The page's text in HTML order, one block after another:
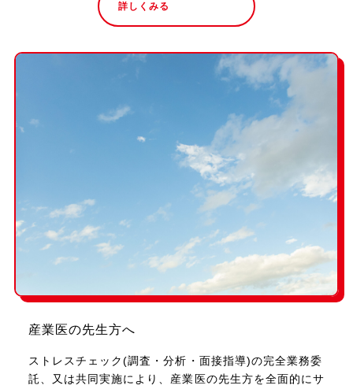
詳しくみる
産業医の先生方へ
ストレスチェック(調査・分析・面接指導)の完全業務委
託、又は共同実施により、産業医の先生方を全面的にサ